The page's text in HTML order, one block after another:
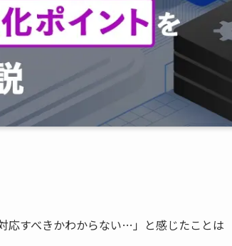
応すべきかわからない…」と感じたことは